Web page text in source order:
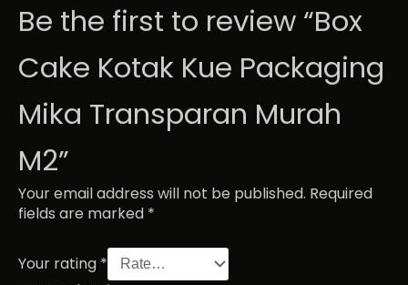
Be the first to review “Box
Cake Kotak Kue Packaging
Mika Transparan Murah
M2”
Your email address will not be published. Required
fields are marked *
Your rating *